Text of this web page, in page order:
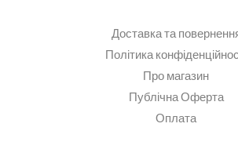
Доставка та
Політика
Про магазин
Публічна Оферта
Оплата